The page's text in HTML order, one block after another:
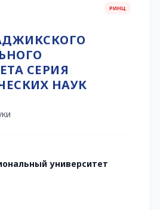
РИНЦ
СЕРИЯ
НАУК
университет